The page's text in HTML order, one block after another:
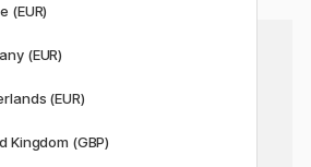
(EUR)
(EUR)
(EUR)
Kingdom (GBP)